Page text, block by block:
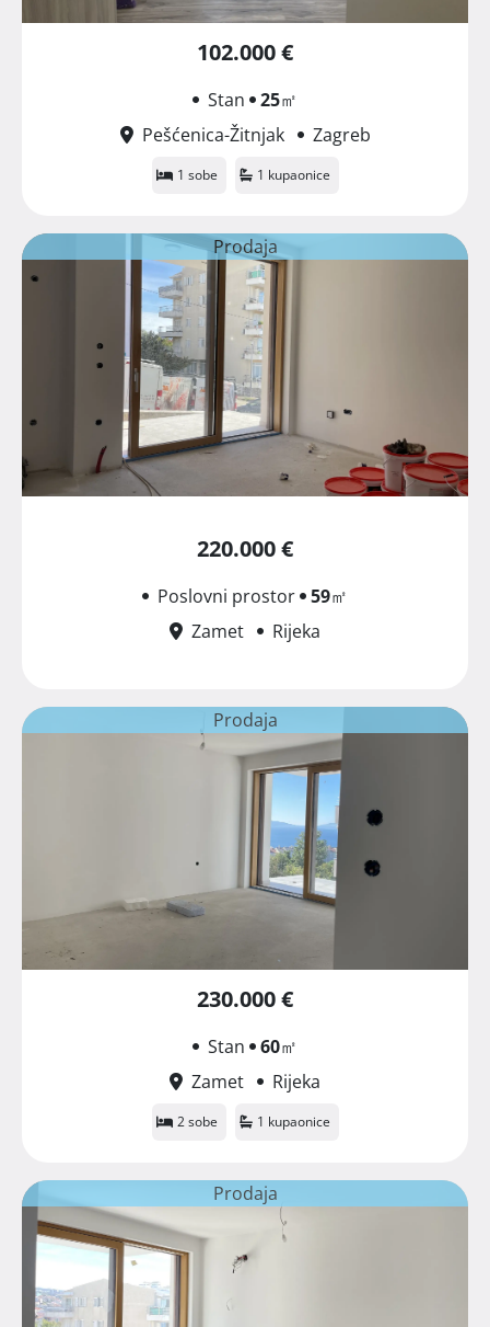
102.000 €
Stan 25㎡
Pešćenica-Žitnjak
Zagreb
1 sobe 1 kupaonice
Prodaja
220.000 €
Poslovni prostor 59㎡
Zamet
Rijeka
Prodaja
230.000 €
Stan 60㎡
Zamet
Rijeka
2 sobe 1 kupaonice
Prodaja